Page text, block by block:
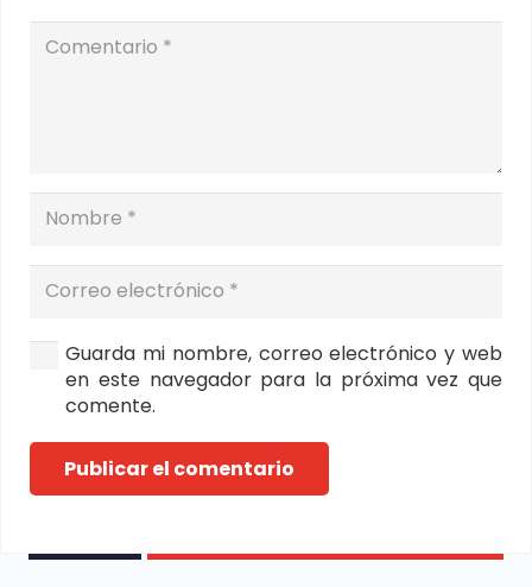
Guarda mi nombre, correo electrónico y web
en este navegador para la próxima vez que
comente.
Publicar el comentario